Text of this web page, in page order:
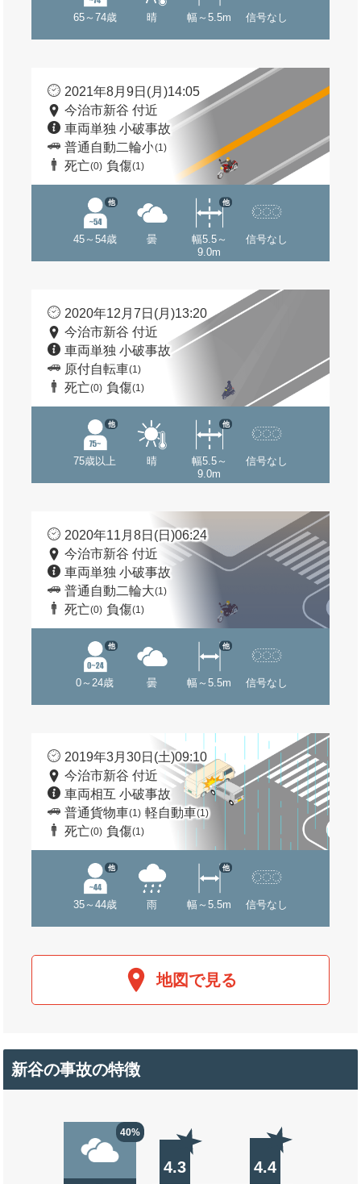
65～74歳 晴 幅～5.5m 信号なし
2021年8月9日(月)14:05
今治市新谷 付近
車両単独 小破事故
普通自動二輪小(1)
死亡(0) 負傷(1)
45～54歳
他
曇
幅5.5～
9.0m
他
信号なし
2020年12月7日(月)13:20
今治市新谷 付近
車両単独 小破事故
原付自転車(1)
死亡(0) 負傷(1)
75歳以上
他
晴
幅5.5～
9.0m
他
信号なし
2020年11月8日(日)06:24
今治市新谷 付近
車両単独 小破事故
普通自動二輪大(1)
死亡(0) 負傷(1)
0～24歳
他
曇 幅～5.5m
他
信号なし
2019年3月30日(土)09:10
今治市新谷 付近
車両相互 小破事故
普通貨物車(1) 軽自動車(1)
死亡(0) 負傷(1)
35～44歳
他
雨 幅～5.5m
他
信号なし
地図で見る
新谷の事故の特徴
40%
4.3 4.4